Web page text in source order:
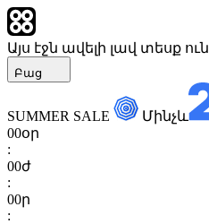
Այս էջն ավելի լավ տեսք
Բաց
SUMMER SALE
Մինչև
00օր
:
00ժ
:
00ր
: